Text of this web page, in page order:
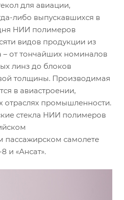
для авиации,
либо выпускавшихся в
НИИ полимеров
видов продукции из
– от тончайших номиналов
линз до блоков
толщины. Производимая
в авиастроении,
отраслях промышленности.
стекла НИИ полимеров
пассажирском самолете
и «Ансат».